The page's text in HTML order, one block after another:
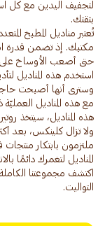
لتجفيف اليدين مع كل
تُعتبر مناديل المطبخ
مكتبك. إذ تضمن قدرة
استخدم هذه المناديل
وسترى أنها أصبحت
مع هذه المناديل العمليّة
ملتزمون بابتكار
المناديل لتغمرك دائمًا
اكتشف مجموعتنا
التواليت.